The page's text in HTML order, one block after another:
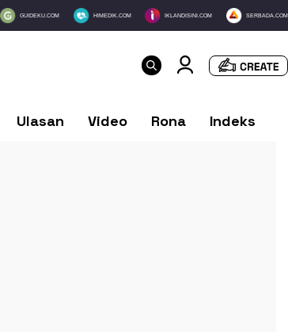
GUIDEKU.COM HIMEDIK.COM IKLANDISINI.COM SERBADA.COM
Ulasan Video Rona Indeks